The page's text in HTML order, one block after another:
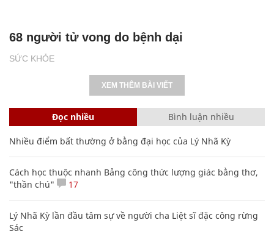
SỨC KHỎE
68 người tử vong do bệnh dại
XEM THÊM BÀI VIẾT
Đọc nhiều Bình luận nhiều
Nhiều điểm bất thường ở bằng đại học của Lý Nhã Kỳ
Cách học thuộc nhanh Bảng công thức lượng giác bằng thơ,
"thần chú"
17
Lý Nhã Kỳ lần đầu tâm sự về người cha Liệt sĩ đặc công rừng
Sác